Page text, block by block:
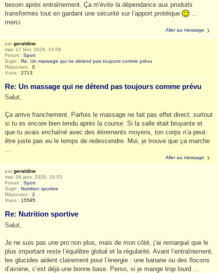
besoin après entraînement. Ça m'évite la dépendance aux produits
transformés tout en gardant une sécurité sur l’apport protéique
merci
Aller au message
par geraldine
mar. 17 févr. 2026, 15:06
Forum : Sport
Sujet : Re: Un massage qui ne détend pas toujours comme prévu
Réponses : 0
Vues : 2713
Re: Un massage qui ne détend pas toujours comme prévu
Salut,
Ça arrive franchement. Parfois le massage ne fait pas effet direct, surtout
si tu es encore bien tendu après la course. Si la salle était bruyante et
que tu avais enchaîné avec des étirements moyens, ton corps n’a peut-
être juste pas eu le temps de redescendre. Moi, je trouve que ça marche
...
Aller au message
par geraldine
mar. 06 janv. 2026, 16:53
Forum : Sport
Sujet : Nutrition sportive
Réponses : 2
Vues : 15595
Re: Nutrition sportive
Salut,
Je ne suis pas une pro non plus, mais de mon côté, j’ai remarqué que le
plus important reste l’équilibre global et la régularité. Avant l’entraînement,
les glucides aident clairement pour l’énergie : une banane ou des flocons
d’avoine, c’est déjà une bonne base. Perso, si je mange trop lourd ...